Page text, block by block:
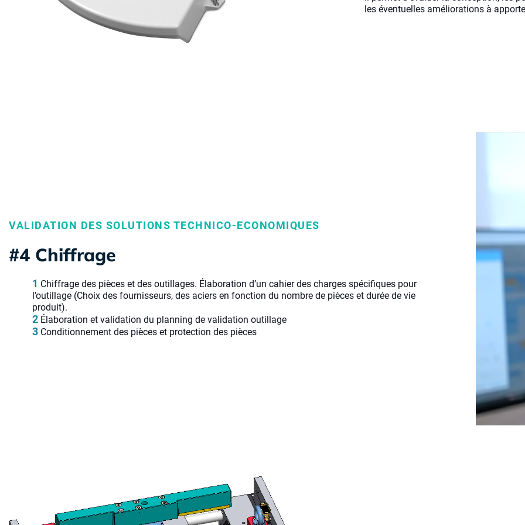
les éventuelles améliorations à
VALIDATION DES SOLUTIONS TECHNICO-ECONOMIQUES
#4 Chiffrage
Chiffrage des pièces et des outillages. Élaboration d’un cahier des charges spécifiques pour
l’outillage (Choix des fournisseurs, des aciers en fonction du nombre de pièces et durée de vie
produit).
Élaboration et validation du planning de validation outillage
Conditionnement des pièces et protection des pièces